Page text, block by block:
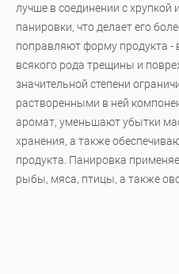
лучше в соединении с хрупкой
панировки, что делает его
поправляют форму продукта
всякого рода трещины и
значительной степени
растворенными в ней
аромат, уменьшают убытки
хранения, а также
продукта. Панировка
рыбы, мяса, птицы, а также